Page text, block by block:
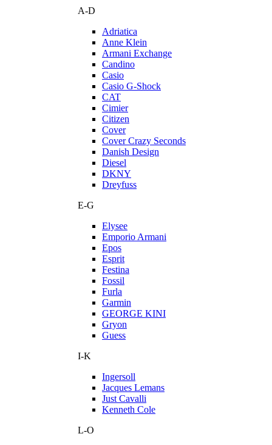
A-D
Adriatica
Anne Klein
Armani Exchange
Candino
Casio
Casio G-Shock
CAT
Cimier
Citizen
Cover
Cover Crazy Seconds
Danish Design
Diesel
DKNY
Dreyfuss
E-G
Elysee
Emporio Armani
Epos
Esprit
Festina
Fossil
Furla
Garmin
GEORGE KINI
Gryon
Guess
I-K
Ingersoll
Jacques Lemans
Just Cavalli
Kenneth Cole
L-O